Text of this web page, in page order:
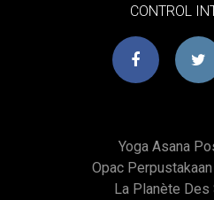
CONTROL
Yoga Asana
Opac
La Planète